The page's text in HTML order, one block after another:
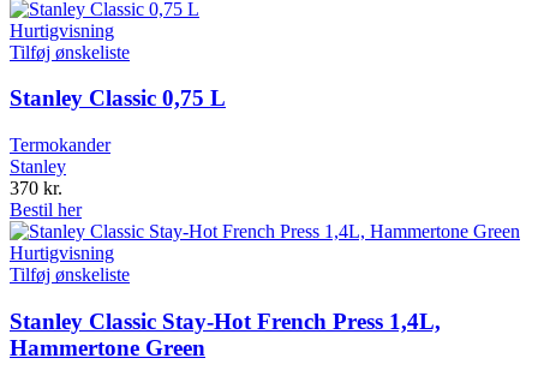
Hurtigvisning
Tilføj ønskeliste
Stanley Classic 0,75 L
Termokander
Stanley
370 kr.
Bestil her
Hurtigvisning
Tilføj ønskeliste
Stanley Classic Stay-Hot French Press 1,4L,
Hammertone Green